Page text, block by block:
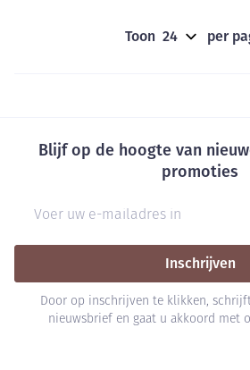
Toon per
Blijf op de hoogte van
promoties
Inschrijven
Door op inschrijven te klikken,
nieuwsbrief en gaat u akkoord met